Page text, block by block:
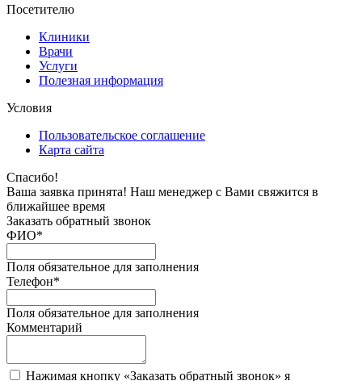
Посетителю
Клиники
Врачи
Услуги
Полезная информация
Условия
Пользовательское соглашение
Карта сайта
Спасибо!
Ваша заявка принята! Наш менеджер с Вами свяжится в
ближайшее время
Заказать обратный звонок
ФИО*
Поля обязательное для заполнения
Телефон*
Поля обязательное для заполнения
Комментарий
Нажимая кнопку «Заказать обратный звонок» я